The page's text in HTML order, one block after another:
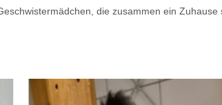
die zusammen ein Zuhause